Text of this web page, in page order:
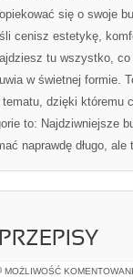
się o swoje
cenisz estetykę,
tu wszystko, co
w świetnej formie.
tematu, dzięki któremu
to: Najdziwniejsze
naprawdę długo,
MOŻLIWOŚĆ